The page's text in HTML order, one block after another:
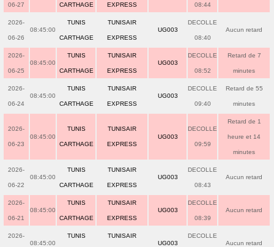
06-27 CARTHAGE EXPRESS 08:44
2026-
06-26
08:45:00
TUNIS
CARTHAGE
TUNISAIR
EXPRESS
UG003
DECOLLE
08:40
Aucun retard
2026-
06-25
08:45:00
TUNIS
CARTHAGE
TUNISAIR
EXPRESS
UG003
DECOLLE
08:52
Retard de 7
minutes
2026-
06-24
08:45:00
TUNIS
CARTHAGE
TUNISAIR
EXPRESS
UG003
DECOLLE
09:40
Retard de 55
minutes
2026-
06-23
08:45:00
TUNIS
CARTHAGE
TUNISAIR
EXPRESS
UG003
DECOLLE
09:59
Retard de 1
heure et 14
minutes
2026-
06-22
08:45:00
TUNIS
CARTHAGE
TUNISAIR
EXPRESS
UG003
DECOLLE
08:43
Aucun retard
2026-
06-21
08:45:00
TUNIS
CARTHAGE
TUNISAIR
EXPRESS
UG003
DECOLLE
08:39
Aucun retard
2026-
08:45:00
TUNIS TUNISAIR
UG003
DECOLLE
Aucun retard